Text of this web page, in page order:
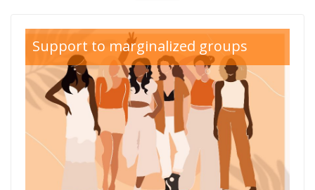
žene-8-mart.jpg
Support to marginalized groups